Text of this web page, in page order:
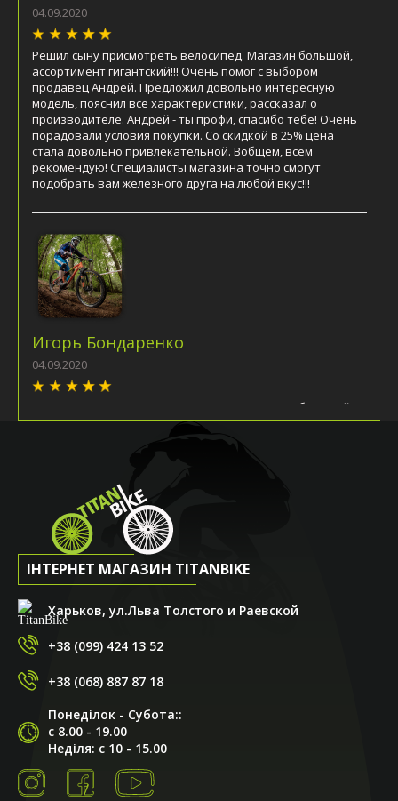
04.09.2020
Решил сыну присмотреть велосипед. Магазин большой,
ассортимент гигантский!!! Очень помог с выбором
продавец Андрей. Предложил довольно интересную
модель, пояснил все характеристики, рассказал о
производителе. Андрей - ты профи, спасибо тебе! Очень
порадовали условия покупки. Со скидкой в 25% цена
стала довольно привлекательной. Вобщем, всем
рекомендую! Специалисты магазина точно смогут
подобрать вам железного друга на любой вкус!!!
Игорь Бондаренко
04.09.2020
Решил сыну присмотреть велосипед. Магазин большой,
ассортимент гигантский!!! Очень помог с выбором
порадовали условия покупки. Со скидкой в 25% цена
стала довольно привлекательной. Вобщем, всем
рекомендую! Специалисты магазина точно смогут
подобрать вам железного друга на любой вкус!!!
Игорь Бондаренко
04.09.2020
Решил сыну присмотреть велосипед. Магазин большой,
ассортимент гигантский!!! Очень помог с выбором
продавец Андрей. Предложил довольно интересную
ІНТЕРНЕТ МАГАЗИН TITANBIKE
Харьков, ул.Льва Толстого и Раевской
+38 (099) 424 13 52
+38 (068) 887 87 18
Понеділок - Субота::
с 8.00 - 19.00
Неділя: с 10 - 15.00